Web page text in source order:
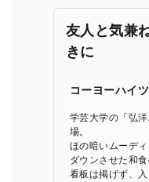
友人と気兼
きに
コーヨーハイ
学芸大学の「弘
場。
ほの暗いムーデ
ダウンさせた和
看板は掲げず、